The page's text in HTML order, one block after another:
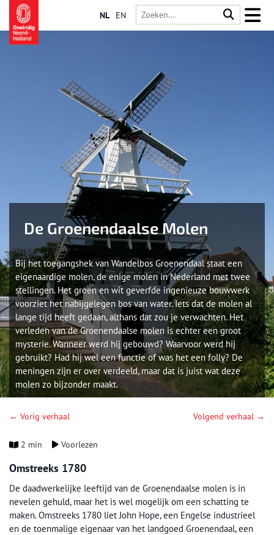
NL EN
De Groenendaalse Molen
Bij het toegangshek van Wandelbos Groenendaal staat een
eigenaardige molen, de enige molen in Nederland met twee
stellingen. Het groen en wit geverfde ingenieuze bouwwerk
voorziet het nabijgelegen bos van water. Iets dat de molen al
lange tijd heeft gedaan, althans dat zou je verwachten. Het
verleden van de Groenendaalse molen is echter een groot
mysterie. Wanneer werd hij gebouwd? Waarvoor werd hij
gebruikt? Had hij wel een functie of was het een folly? De
meningen zijn er over verdeeld, maar dat is juist wat deze
molen zo bijzonder maakt.
← Vorig verhaal Volgend verhaal →
2 min Voorlezen
Omstreeks 1780
De daadwerkelijke leeftijd van de Groenendaalse molen is in
nevelen gehuld, maar het is wel mogelijk om een schatting te
maken. Omstreeks 1780 liet John Hope, een Engelse industrieel
en de toenmalige eigenaar van het landgoed Groenendaal, een